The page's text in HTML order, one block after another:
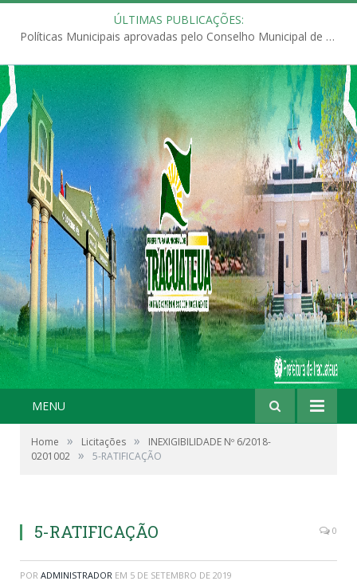
ÚLTIMAS PUBLICAÇÕES:
Políticas Municipais aprovadas pelo Conselho Municipal de Educação (CME)
MENU
Home » Licitações »
INEXIGIBILIDADE Nº 6/2018-
0201002 » 5-RATIFICAÇÃO
5-RATIFICAÇÃO 0
POR ADMINISTRADOR EM 5 DE SETEMBRO DE 2019